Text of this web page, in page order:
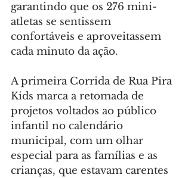
garantindo que os 276 mini-
atletas se sentissem
confortáveis e aproveitassem
cada minuto da ação.
A primeira Corrida de Rua Pira
Kids marca a retomada de
projetos voltados ao público
infantil no calendário
municipal, com um olhar
especial para as famílias e as
crianças, que estavam carentes